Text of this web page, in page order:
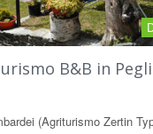
B&B in
(Agriturismo Zertin